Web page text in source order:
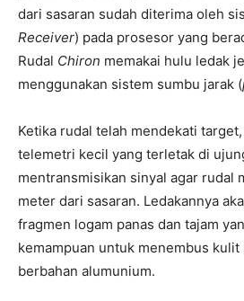
dari sasaran sudah diterima oleh
Receiver) pada prosesor yang
Rudal Chiron memakai hulu ledak
menggunakan sistem sumbu jarak (
Ketika rudal telah mendekati
telemetri kecil yang terletak di
mentransmisikan sinyal agar rudal
meter dari sasaran. Ledakannya
fragmen logam panas dan tajam
kemampuan untuk menembus kulit
berbahan alumunium.